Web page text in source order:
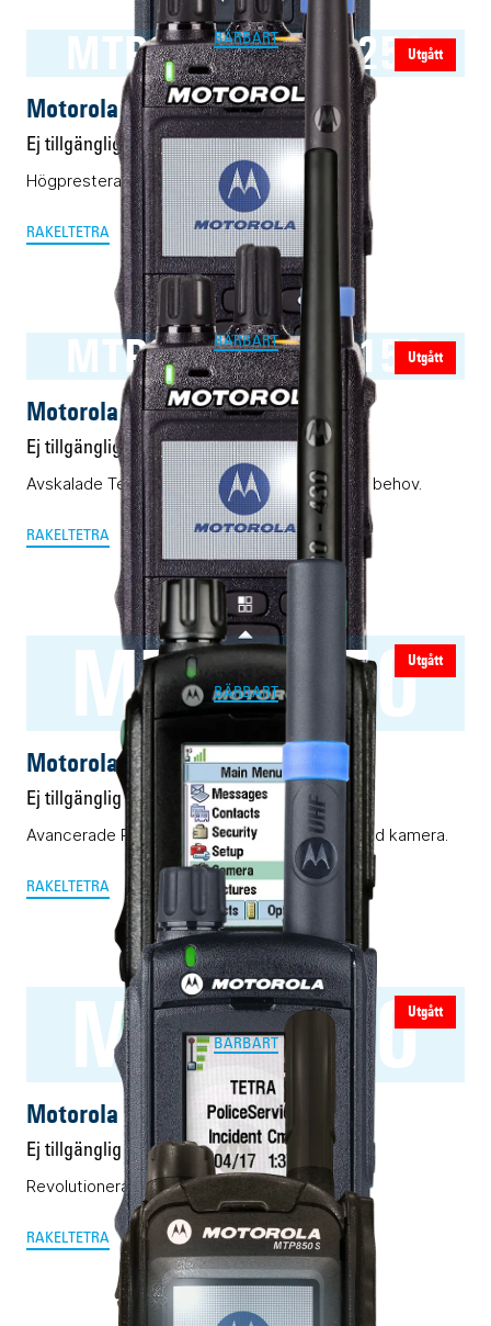
Utgått
MTP3200-MTP3250
BÄRBART
Motorola MTP3200-MTP3250
Ej tillgänglig
Högpresterande Tetra-/Rakel-mobiler.
RAKELTETRA
Utgått
MTP3100-MTP3150
BÄRBART
Motorola MTP3100-MTP3150
Ej tillgänglig
Avskalade Tetra-/Rakel-terminaler för enklare behov.
RAKELTETRA
Utgått
MTP6750
BÄRBART
Motorola MTP6750
Ej tillgänglig
Avancerade Rakel-/Tetra-terminal med inbyggd kamera.
RAKELTETRA
Utgått
MTP6550
BÄRBART
Motorola MTP6550
Ej tillgänglig
Revolutionerande Rakel-/Tetra-mobil
RAKELTETRA